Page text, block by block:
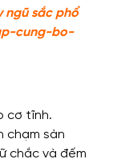
ngũ sắc phổ
cung-bo-
cơ tĩnh.
chạm sàn
chắc và đếm